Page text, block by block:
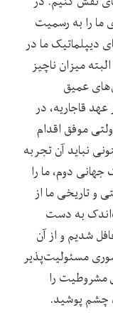
ما را به رسمیت
دیپلماتیک ما در
میزان ناچیز
عمیق
قاجاریه، در
موفق اقدام
نباید آن تجربه
دوم، ما را
و تاریخی ما از
به دست
شدیم و از آن
مسئولیت‌پذیر
مشروطیت را
چشم پوشید.